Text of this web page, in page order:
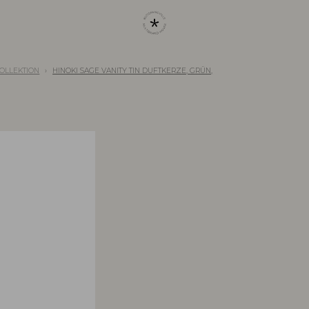
HINOKI SAGE VANITY TIN DUFTKERZE, GRÜN,